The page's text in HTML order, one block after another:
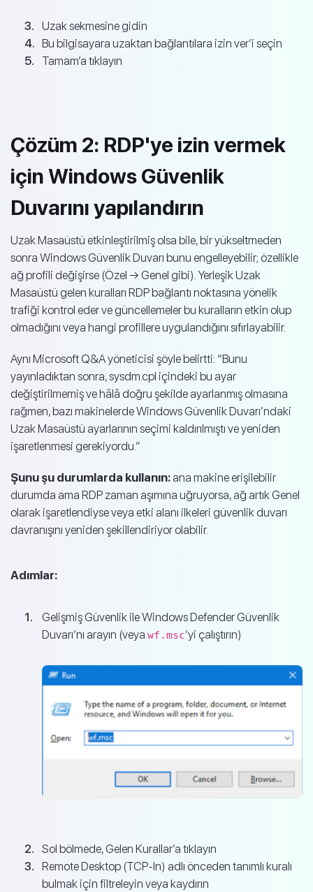
Uzak sekmesine gidin
Bu bilgisayara uzaktan bağlantılara izin ver’i seçin
Tamam’a tıklayın
Çözüm 2: RDP'ye izin vermek
için Windows Güvenlik
Duvarını yapılandırın
Uzak Masaüstü etkinleştirilmiş olsa bile, bir yükseltmeden
sonra Windows Güvenlik Duvarı bunu engelleyebilir; özellikle
ağ profili değişirse (Özel → Genel gibi). Yerleşik Uzak
Masaüstü gelen kuralları RDP bağlantı noktasına yönelik
trafiği kontrol eder ve güncellemeler bu kuralların etkin olup
olmadığını veya hangi profillere uygulandığını sıfırlayabilir.
Aynı Microsoft Q&A yöneticisi şöyle belirtti: “Bunu
yayınladıktan sonra, sysdm.cpl içindeki bu ayar
değiştirilmemiş ve hâlâ doğru şekilde ayarlanmış olmasına
rağmen, bazı makinelerde Windows Güvenlik Duvarı’ndaki
Uzak Masaüstü ayarlarının seçimi kaldırılmıştı ve yeniden
işaretlenmesi gerekiyordu.”
Şunu şu durumlarda kullanın: ana makine erişilebilir
durumda ama RDP zaman aşımına uğruyorsa, ağ artık Genel
olarak işaretlendiyse veya etki alanı ilkeleri güvenlik duvarı
davranışını yeniden şekillendiriyor olabilir.
Adımlar:
Gelişmiş Güvenlik ile Windows Defender Güvenlik
Duvarı’nı arayın (veya wf.msc‘yi çalıştırın)
Sol bölmede, Gelen Kurallar’a tıklayın
Remote Desktop (TCP-In) adlı önceden tanımlı kuralı
bulmak için filtreleyin veya kaydırın